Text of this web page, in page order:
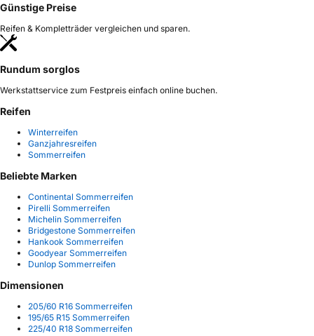
Günstige Preise
Reifen & Kompletträder vergleichen und sparen.
Rundum sorglos
Werkstattservice zum Festpreis einfach online buchen.
Reifen
Winterreifen
Ganzjahresreifen
Sommerreifen
Beliebte Marken
Continental Sommerreifen
Pirelli Sommerreifen
Michelin Sommerreifen
Bridgestone Sommerreifen
Hankook Sommerreifen
Goodyear Sommerreifen
Dunlop Sommerreifen
Dimensionen
205/60 R16 Sommerreifen
195/65 R15 Sommerreifen
225/40 R18 Sommerreifen